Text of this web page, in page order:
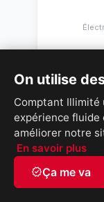
On utilise
Comptant Illimité
expérience fluide
améliorer notre
En savoir plus
verifiedÇa me va